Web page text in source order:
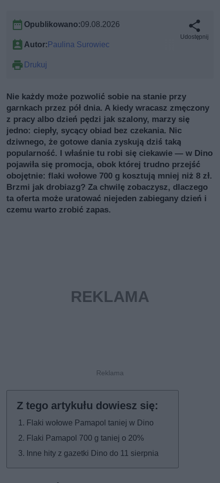
Opublikowano:09.08.2026
Autor:Paulina Surowiec
Drukuj
Udostępnij
Nie każdy może pozwolić sobie na stanie przy
garnkach przez pół dnia. A kiedy wracasz zmęczony
z pracy albo dzień pędzi jak szalony, marzy się
jedno: ciepły, sycący obiad bez czekania. Nic
dziwnego, że gotowe dania zyskują dziś taką
popularność. I właśnie tu robi się ciekawie — w Dino
pojawiła się promocja, obok której trudno przejść
obojętnie: flaki wołowe 700 g kosztują mniej niż 8 zł.
Brzmi jak drobiazg? Za chwilę zobaczysz, dlaczego
ta oferta może uratować niejeden zabiegany dzień i
czemu warto zrobić zapas.
Flaki wołowe Pamapol taniej w Dino
Flaki Pamapol 700 g taniej o 20%
Inne hity z gazetki Dino do 11 sierpnia